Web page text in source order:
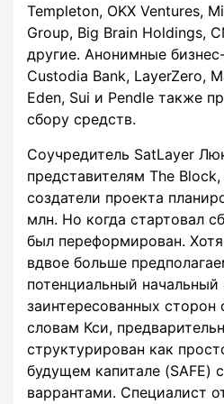
Templeton, OKX Ventures,
Group, Big Brain Holdings,
другие. Анонимные
Custodia Bank, LayerZero,
Eden, Sui и Pendle также
сбору средств.
Соучредитель SatLayer
представителям The
создатели проекта
млн. Но когда стартовал
был переформирован.
вдвое больше
потенциальный начальный
заинтересованных
словам Кси,
структурирован как
будущем капитале (SAFE)
варрантами. Специалист